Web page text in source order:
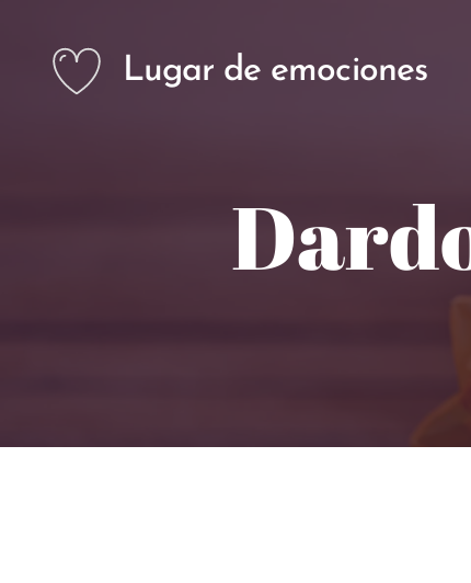
Lugar de emociones